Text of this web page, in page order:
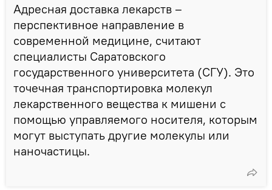
Адресная доставка лекарств –
перспективное направление в
современной медицине, считают
специалисты Саратовского
государственного университета (СГУ). Это
точечная транспортировка молекул
лекарственного вещества к мишени с
помощью управляемого носителя, которым
могут выступать другие молекулы или
наночастицы.